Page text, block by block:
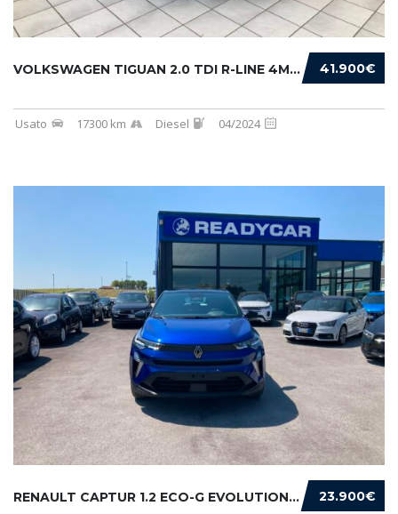
41.900€
VOLKSWAGEN TIGUAN 2.0 TDI R-LINE 4MOTION 193...
Usato 17300 km Diesel 04/2024
23.900€
RENAULT CAPTUR 1.2 ECO-G EVOLUTION 120CV